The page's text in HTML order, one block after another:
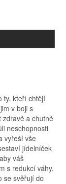
ty, kteří chtějí
v boji s
zdravě a chutně
neschopnosti
vyřeší vše
jídelníček
váš
s redukcí váhy.
se svěřují do